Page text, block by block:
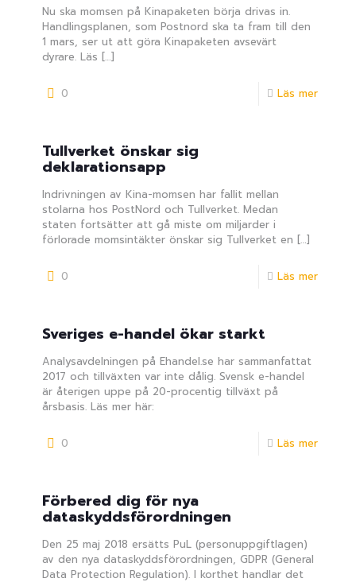
Nu ska momsen på Kinapaketen börja drivas in.
Handlingsplanen, som Postnord ska ta fram till den
1 mars, ser ut att göra Kinapaketen avsevärt
dyrare. Läs […]
0 Läs mer
Tullverket önskar sig
deklarationsapp
Indrivningen av Kina-momsen har fallit mellan
stolarna hos PostNord och Tullverket. Medan
staten fortsätter att gå miste om miljarder i
förlorade momsintäkter önskar sig Tullverket en […]
0 Läs mer
Sveriges e-handel ökar starkt
Analysavdelningen på Ehandel.se har sammanfattat
2017 och tillväxten var inte dålig. Svensk e-handel
är återigen uppe på 20-procentig tillväxt på
årsbasis. Läs mer här:
0 Läs mer
Förbered dig för nya
dataskyddsförordningen
Den 25 maj 2018 ersätts PuL (personuppgiftlagen)
av den nya dataskyddsförordningen, GDPR (General
Data Protection Regulation). I korthet handlar det